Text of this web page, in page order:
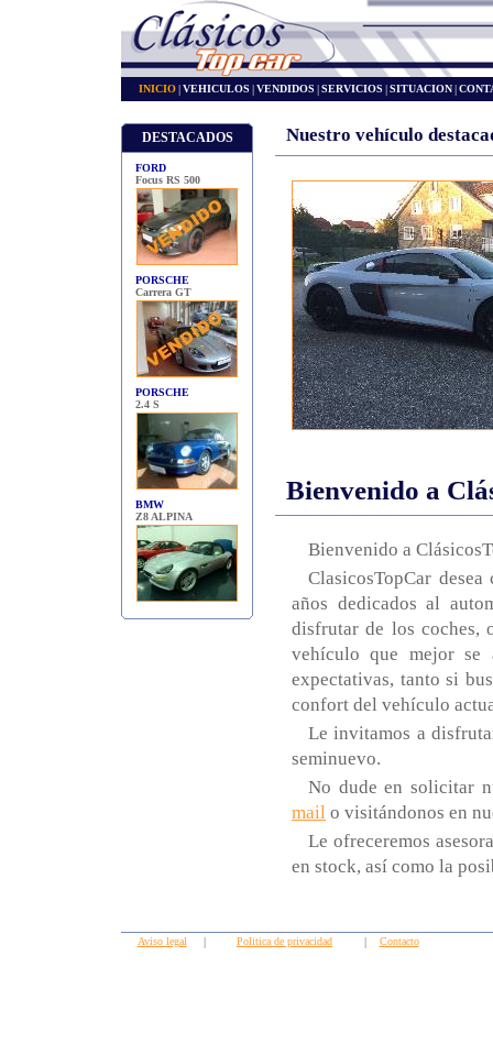
INICIO|VEHICULOS |VENDIDOS |SERVICIOS |SITUACION|
DESTACADOS
FORD
Focus RS 500
PORSCHE
Carrera GT
PORSCHE
2.4 S
BMW
Z8 ALPINA
Nuestro vehículo
Bienvenido a
Bienvenido a
ClasicosTopCar
años dedicados al
disfrutar de los coches,
vehículo que mejor se
expectativas, tanto si
confort del vehículo
Le invitamos a
seminuevo.
No dude en solicitar
mail o visitándonos en
Le ofreceremos
en stock, así como la
Aviso legal | Politica de privacidad | Contacto